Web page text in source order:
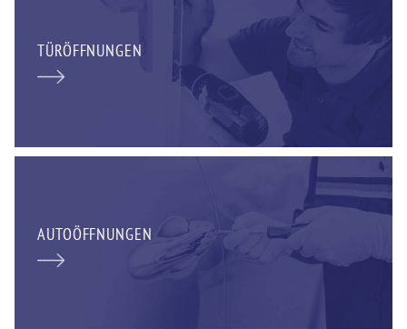
TÜRÖFFNUNGEN
AUTOÖFFNUNGEN